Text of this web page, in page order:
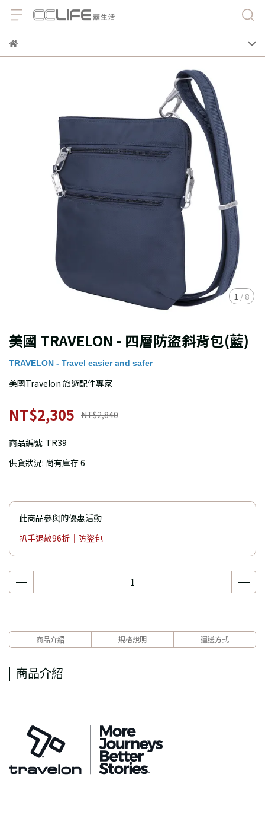
1 / 8
美國 TRAVELON - 四層防盜斜背包(藍)
TRAVELON - Travel easier and safer
美國Travelon 旅遊配件專家
NT$2,305 NT$2,840
商品編號: TR39
供貨狀況: 尚有庫存 6
此商品參與的優惠活動
扒手退散96折｜防盜包
商品介紹 規格說明 運送方式
商品介紹